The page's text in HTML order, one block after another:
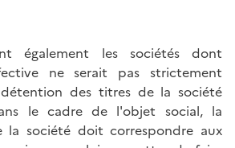
également les sociétés dont
ne serait pas strictement
des titres de la société
le cadre de l'objet social, la
la société doit correspondre aux